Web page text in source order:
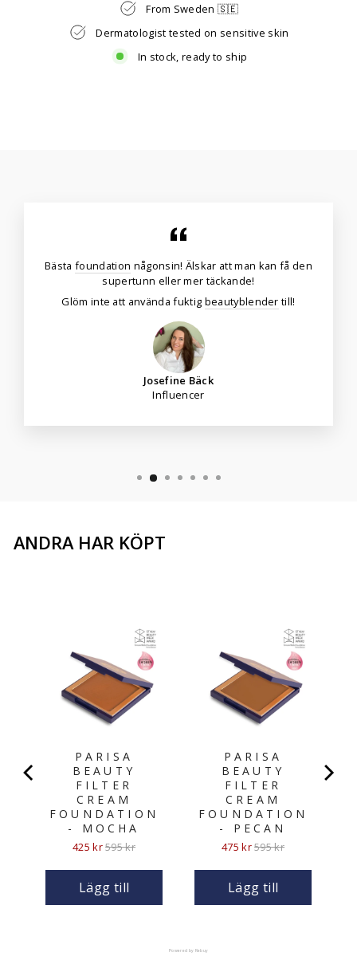
From Sweden 🇸🇪
Dermatologist tested on sensitive skin
In stock, ready to ship
Bästafoundation någonsin! Älskar att man kan få den
supertunn eller mer täckande!
Glöm inte att använda fuktig beautyblender till!
Josefine Bäck
Influencer
ANDRA HAR KÖPT
PARISA
BEAUTY
FILTER
CREAM
FOUNDATION
- MOCHA
Sale
425 krOriginal
595 kr
Lägg till
PARISA
BEAUTY
FILTER
CREAM
FOUNDATION
- PECAN
Sale
475 krOriginal
595 kr
Lägg till
Powered by Rebuy